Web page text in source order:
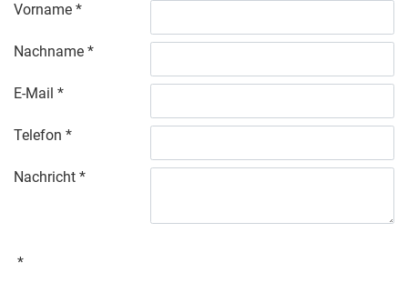
Vorname
Nachname
E-Mail
Telefon
Nachricht